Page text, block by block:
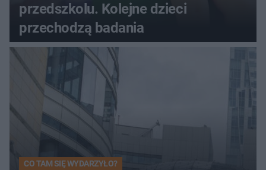
przedszkolu. Kolejne dzieci
przechodzą badania
CO TAM SIĘ WYDARZYŁO?